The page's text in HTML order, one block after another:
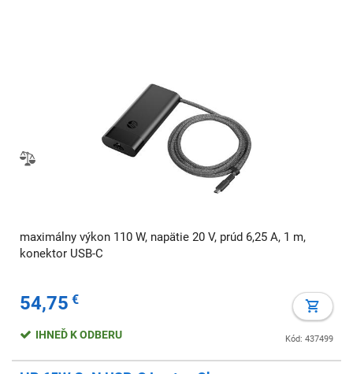
maximálny výkon 110 W, napätie 20 V, prúd 6,25 A, 1 m,
konektor USB-C
54,75 €
Kód: 437499
IHNEĎ K ODBERU